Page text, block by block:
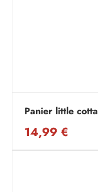
Panier little
14,99 €